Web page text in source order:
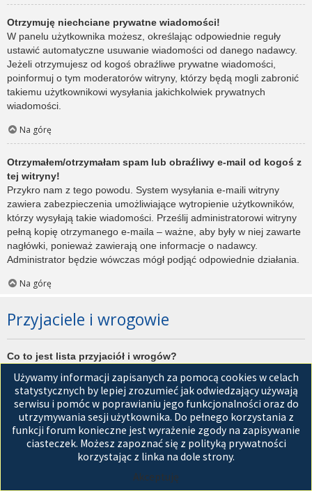
Otrzymuję niechciane prywatne wiadomości!
W panelu użytkownika możesz, określając odpowiednie reguły
ustawić automatyczne usuwanie wiadomości od danego nadawcy.
Jeżeli otrzymujesz od kogoś obraźliwe prywatne wiadomości,
poinformuj o tym moderatorów witryny, którzy będą mogli zabronić
takiemu użytkownikowi wysyłania jakichkolwiek prywatnych
wiadomości.
Na górę
Otrzymałem/otrzymałam spam lub obraźliwy e-mail od kogoś z
tej witryny!
Przykro nam z tego powodu. System wysyłania e-maili witryny
zawiera zabezpieczenia umożliwiające wytropienie użytkowników,
którzy wysyłają takie wiadomości. Prześlij administratorowi witryny
pełną kopię otrzymanego e-maila – ważne, aby były w niej zawarte
nagłówki, ponieważ zawierają one informacje o nadawcy.
Administrator będzie wówczas mógł podjąć odpowiednie działania.
Na górę
Przyjaciele i wrogowie
Co to jest lista przyjaciół i wrogów?
użytkowników witryny. Użytkownicy dodani do listy przyjaciół będą
wyświetleni na karciePrzyjacieleznajdującej się w panelu
zarządzania kontem. Z tego poziomu można szybko sprawdzić ich
status, a także wysłać prywatną wiadomość. Zależnie od
używanego stylu witryny, posty tych użytkowników mogą być
wyróżniane. Jeśli użytkownik zostanie dodany do listy wrogów,
Używamy informacji zapisanych za pomocą cookies w celach
statystycznych by lepiej zrozumieć jak odwiedzający używają
serwisu i pomóc w poprawianiu jego funkcjonalności oraz do
utrzymywania sesji użytkownika. Do pełnego korzystania z
funkcji forum konieczne jest wyrażenie zgody na zapisywanie
ciasteczek. Możesz zapoznać się z polityką prywatności
korzystając z linka na dole strony.
Akceptuję